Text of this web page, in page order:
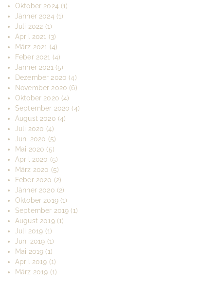
Oktober 2024 (1)
Jänner 2024 (1)
Juli 2022 (1)
April 2021 (3)
März 2021 (4)
Feber 2021 (4)
Jänner 2021 (5)
Dezember 2020 (4)
November 2020 (6)
Oktober 2020 (4)
September 2020 (4)
August 2020 (4)
Juli 2020 (4)
Juni 2020 (5)
Mai 2020 (5)
April 2020 (5)
März 2020 (5)
Feber 2020 (2)
Jänner 2020 (2)
Oktober 2019(1)
September 2019 (1)
August 2019(1)
Juli 2019 (1)
Juni 2019 (1)
Mai 2019 (1)
April 2019 (1)
März 2019 (1)